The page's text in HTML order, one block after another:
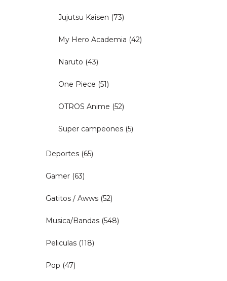
Jujutsu Kaisen (73)
My Hero Academia (42)
Naruto (43)
One Piece (51)
OTROS Anime (52)
Super campeones (5)
Deportes (65)
Gamer (63)
Gatitos / Awws (52)
Musica/Bandas (548)
Peliculas (118)
Pop (47)